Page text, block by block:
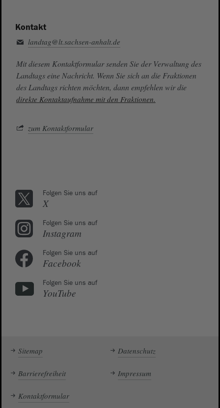
Kontakt
landtag@lt.sachsen-anhalt.de
Mit diesem Kontaktformular senden Sie der Verwaltung des
Landtags eine Nachricht. Wenn Sie sich an die Fraktionen
des Landtags richten möchten, dann empfehlen wir die
direkte Kontaktaufnahme mit den Fraktionen.
zum Kontaktformular
Folgen Sie uns auf
X
Folgen Sie uns auf
Instagram
Folgen Sie uns auf
Facebook
Folgen Sie uns auf
YouTube
Sitemap Datenschutz
Barrierefreiheit Impressum
Kontaktformular